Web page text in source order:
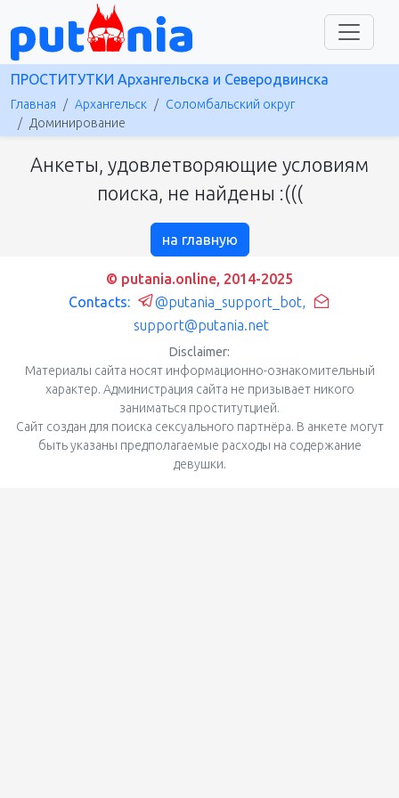
ПРОСТИТУТКИ Архангельска и Северодвинска
Главная Архангельск
Соломбальский округ
Доминирование
Анкеты, удовлетворяющие условиям
поиска, не найдены :(((
на главную
© putania.online, 2014-2025
Contacts:
@putania_support_bot,
support@putania.net
Disclaimer:
Материалы сайта носят информационно-ознакомительный
характер. Администрация сайта не призывает никого
заниматься проститутцией.
Сайт создан для поиска сексуального партнёра. В анкете могут
быть указаны предполагаемые расходы на содержание
девушки.